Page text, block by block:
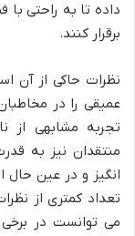
داده تا به راحتی
برقرار کنند.
نظرات حاکی از آن
عمیقی را در
تجربه مشابهی از
منتقدان نیز به
انگیز و در عین حال
تعداد کمتری از
می توانست در